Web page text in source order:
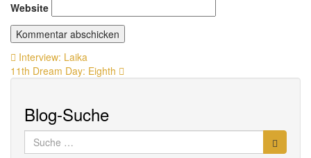
Website
Beitragsnavigation
Interview: Laika
11th Dream Day: Eighth
Blog-Suche
Suche
nach: